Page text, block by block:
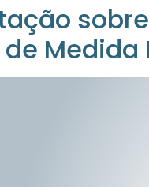
Medida